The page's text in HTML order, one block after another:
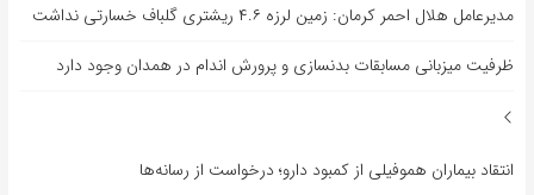
مدیرعامل هلال احمر کرمان: زمین لرزه ۴.۶ ریشتری گلباف خسارتی نداشت
ظرفیت میزبانی مسابقات بدنسازی و پرورش اندام در همدان وجود دارد
انتقاد بیماران هموفیلی از کمبود دارو؛ درخواست از رسانه‌ها